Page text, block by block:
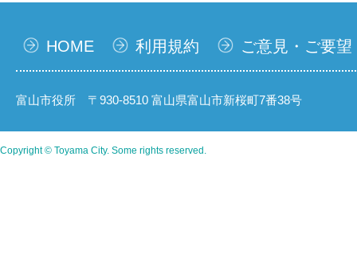
HOME 利用規約 ご意見・ご要望
富山市役所 〒930-8510 富山県富山市新桜町7番38号
Copyright © Toyama City. Some rights reserved.